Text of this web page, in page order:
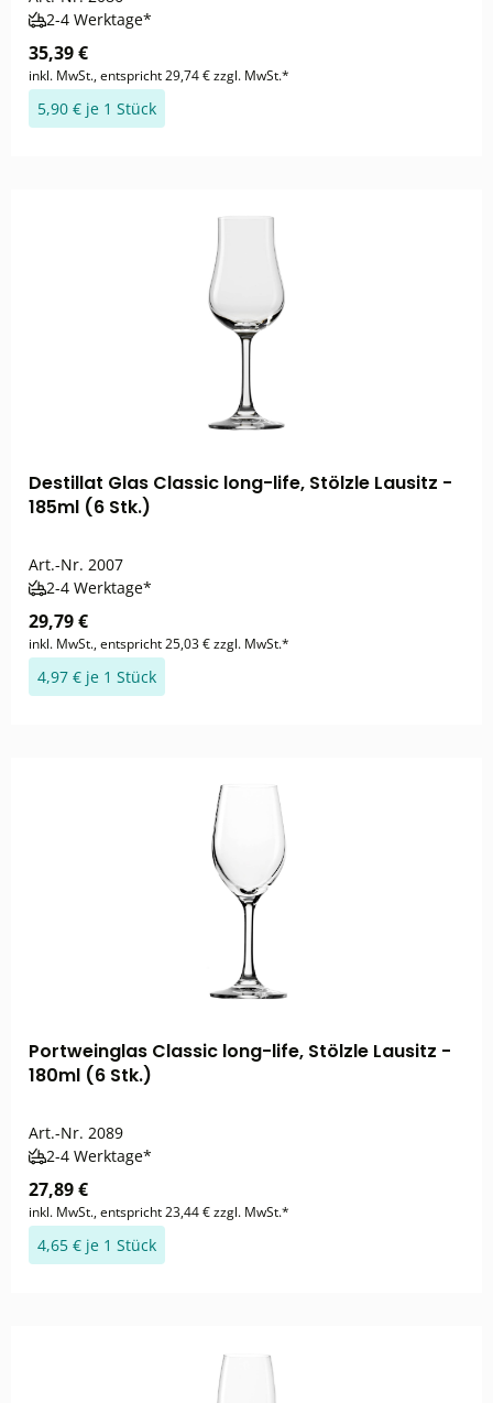
2-4 Werktage*
35,39 €
inkl. MwSt., entspricht 29,74 € zzgl. MwSt.*
5,90 € je 1 Stück
Destillat Glas Classic long-life, Stölzle Lausitz -
185ml (6 Stk.)
Art.-Nr. 2007
2-4 Werktage*
29,79 €
inkl. MwSt., entspricht 25,03 € zzgl. MwSt.*
4,97 € je 1 Stück
Portweinglas Classic long-life, Stölzle Lausitz -
180ml (6 Stk.)
Art.-Nr. 2089
2-4 Werktage*
27,89 €
inkl. MwSt., entspricht 23,44 € zzgl. MwSt.*
4,65 € je 1 Stück